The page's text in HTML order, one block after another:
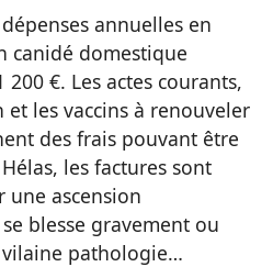
annuelles en
canidé domestique
€. Les actes courants,
les vaccins à renouveler
des frais pouvant être
les factures sont
une ascension
blesse gravement ou
vilaine pathologie…